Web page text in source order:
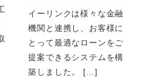
イーリンクは様々な金融
機関と連携し、お客様に
とって最適なローンをご
提案できるシステムを構
築しました。 […]